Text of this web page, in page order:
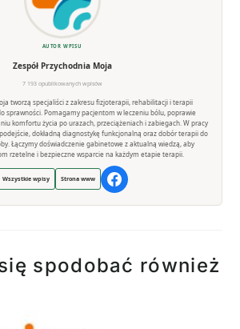
AUTOR WPISU
Zespół Przychodnia Moja
7 193 opublikowanych wpisów
tworzą specjaliści z zakresu fizjoterapii, rehabilitacji i terapii
sprawności. Pomagamy pacjentom w leczeniu bólu, poprawie
komfortu życia po urazach, przeciążeniach i zabiegach. W pracy
dokładną diagnostykę funkcjonalną oraz dobór terapii do
Łączymy doświadczenie gabinetowe z aktualną wiedzą, aby
rzetelne i bezpieczne wsparcie na każdym etapie terapii.
Wszystkie wpisy Strona www
spodobać również